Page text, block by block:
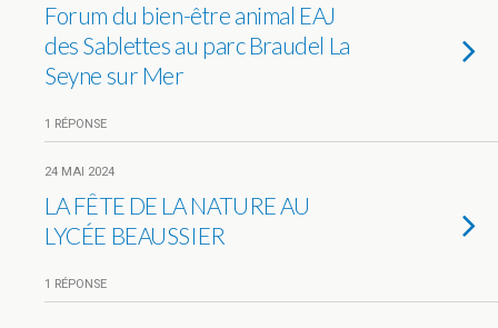
Forum du bien-être animal EAJ
des Sablettes au parc Braudel La
Seyne sur Mer
1 RÉPONSE
24 MAI 2024
LA FÊTE DE LA NATURE AU
LYCÉE BEAUSSIER
1 RÉPONSE